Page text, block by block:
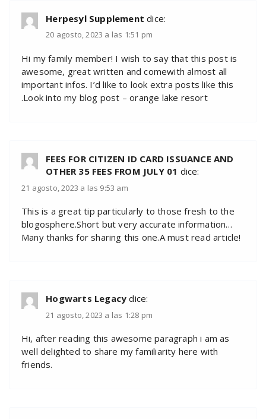
Herpesyl Supplement dice:
20 agosto, 2023 a las 1:51 pm
Hi my family member! I wish to say that this post is
awesome, great written and comewith almost all
important infos. I’d like to look extra posts like this
.Look into my blog post – orange lake resort
FEES FOR CITIZEN ID CARD ISSUANCE AND
OTHER 35 FEES FROM JULY 01 dice:
21 agosto, 2023 a las 9:53 am
This is a great tip particularly to those fresh to the
blogosphere.Short but very accurate information…
Many thanks for sharing this one.A must read article!
Hogwarts Legacy dice:
21 agosto, 2023 a las 1:28 pm
Hi, after reading this awesome paragraph i am as
well delighted to share my familiarity here with
friends.